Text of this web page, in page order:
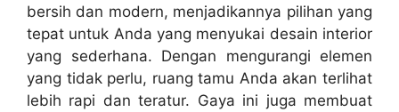
bersih dan modern, menjadikannya pilihan yang
tepat untuk Anda yang menyukai desain interior
yang sederhana. Dengan mengurangi elemen
yang tidak perlu, ruang tamu Anda akan terlihat
lebih rapi dan teratur. Gaya ini juga membuat